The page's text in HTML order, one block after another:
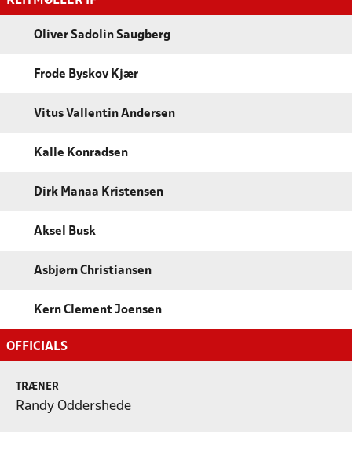
Oliver Sadolin Saugberg
Frode Byskov Kjær
Vitus Vallentin Andersen
Kalle Konradsen
Dirk Manaa Kristensen
Aksel Busk
Asbjørn Christiansen
Kern Clement Joensen
OFFICIALS
TRÆNER
Randy Oddershede